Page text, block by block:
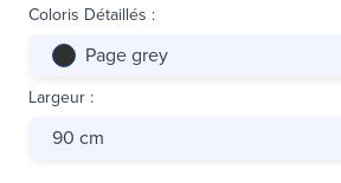
Coloris Détaillés :
Page grey
Largeur :
90 cm